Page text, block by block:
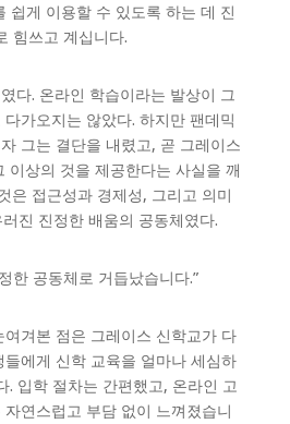
쉽게 이용할 수 있도록 하는 데 진
힘쓰고 계십니다.
다. 온라인 학습이라는 발상이 그
가오지는 않았다. 하지만 팬데믹
그는 결단을 내렸고, 곧 그레이스
이상의 것을 제공한다는 사실을 깨
은 접근성과 경제성, 그리고 의미
진 진정한 배움의 공동체였다.
한 공동체로 거듭났습니다.”
겨본 점은 그레이스 신학교가 다
에게 신학 교육을 얼마나 세심하
. 입학 절차는 간편했고, 온라인 고
연스럽고 부담 없이 느껴졌습니